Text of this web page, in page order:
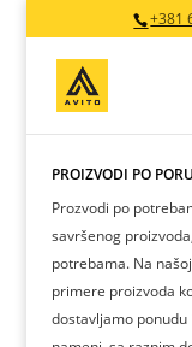
+381
PROIZVODI PO
Prozvodi po
savršenog
potrebama. Na
primere proizvoda
dostavljamo